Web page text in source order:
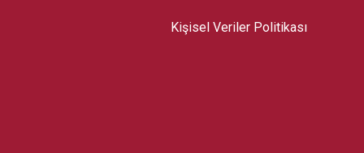
Kişisel Veriler Politikası